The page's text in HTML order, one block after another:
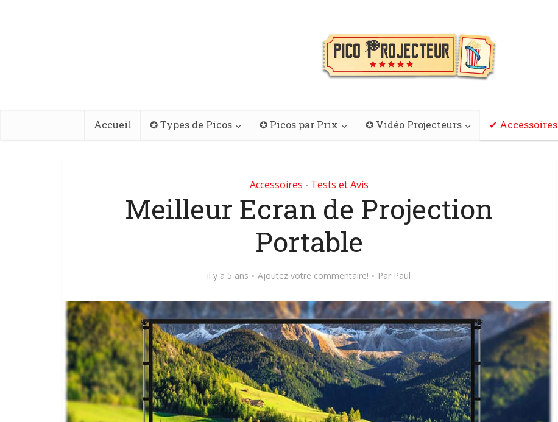
Accueil ✪ Types de Picos ✪ Picos par Prix ✪ Vidéo Projecteurs ✔ Accessoires
Accessoires • Tests et Avis
Meilleur Ecran de Projection
Portable
il y a 5 ans Ajoutez votre commentaire! Par Paul